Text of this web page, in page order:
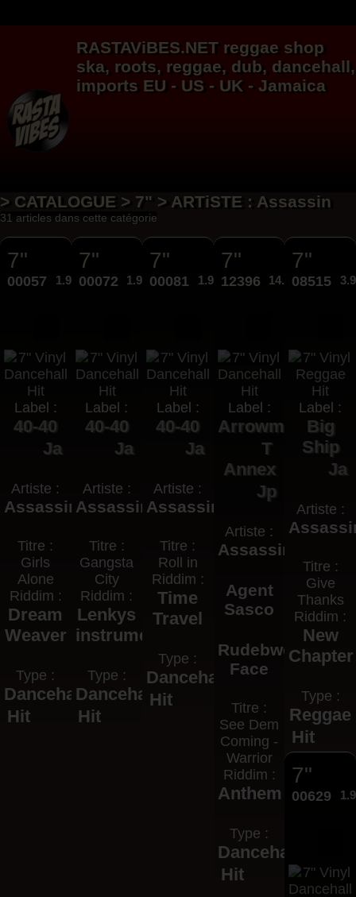
RASTAViBES.NET reggae shop
ska, roots, reggae, dub, dancehall,
imports EU - US - UK - Jamaica
> CATALOGUE > 7" > ARTiSTE : Assassin
31 articles dans cette catégorie
7"
00057 1.99€
Label :
40-40
Ja
Artiste :
Assassin
Titre :
Girls
Alone
Riddim :
Dream
Weaver
Type :
Dancehall
Hit
7"
00072 1.99€
Label :
40-40
Ja
Artiste :
Assassin
Titre :
Gangsta
City
Riddim :
Lenkys
instrumental
Type :
Dancehall
Hit
7"
00081 1.99€
Label :
40-40
Ja
Artiste :
Assassin
Titre :
Roll in
Riddim :
Time
Travel
Type :
Dancehall
Hit
7"
12396 14.95€
Label :
Arrowman
T
Annex
Jp
Artiste :
Assassin
Agent
Sasco
Rudebwoy
Face
Titre :
See Dem
Coming -
Warrior
Riddim :
Anthem
Type :
Dancehall
Hit
7"
08515
Label :
Big
Ship
Ja
Artiste :
Titre :
Give
Thanks
Riddim :
New
Chapter
Type :
Reggae
Hit
7"
00629